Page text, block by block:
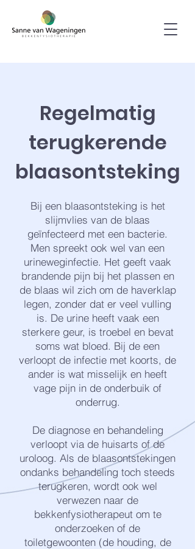
Regelmatig
terugkerende
blaasontsteking
Bij een blaasontsteking is het
slijmvlies van de blaas
geïnfecteerd met een bacterie.
Men spreekt ook wel van een
urineweginfectie. Het geeft vaak
brandende pijn bij het plassen en
de blaas wil zich om de haverklap
legen, zonder dat er veel vulling
is. De urine heeft vaak een
sterkere geur, is troebel en bevat
soms wat bloed. Bij de een
verloopt de infectie met koorts, de
ander is wat misselijk en heeft
vage pijn in de onderbuik of
onderrug.
De diagnose en behandeling
verloopt via de huisarts of de
uroloog. Als de blaasontstekingen
ondanks behandeling toch steeds
terugkeren, wordt ook wel
verwezen naar de
bekkenfysiotherapeut om te
onderzoeken of de
toiletgewoonten (de houding, de